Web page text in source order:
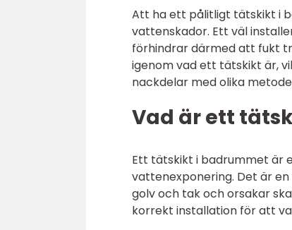
Att ha ett pålitligt tätskikt i
vattenskador. Ett väl
förhindrar därmed att fukt
igenom vad ett tätskikt är,
nackdelar med olika
Vad är ett
Ett tätskikt i badrummet är
vattenexponering. Det är
golv och tak och orsakar
korrekt installation för att